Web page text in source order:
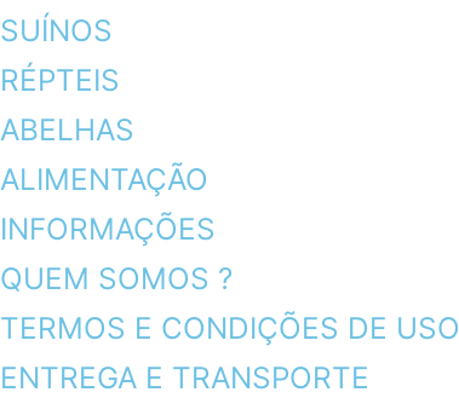
SUÍNOS
RÉPTEIS
ABELHAS
ALIMENTAÇÃO
INFORMAÇÕES
QUEM SOMOS ?
TERMOS E CONDIÇÕES DE USO
ENTREGA E TRANSPORTE